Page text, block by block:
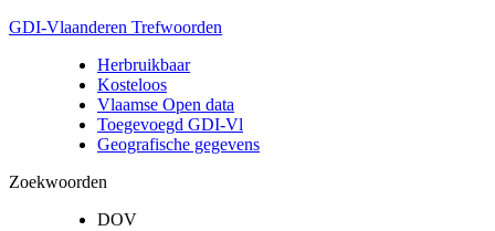
GDI-Vlaanderen Trefwoorden
Herbruikbaar
Kosteloos
Vlaamse Open data
Toegevoegd GDI-Vl
Geografische gegevens
Zoekwoorden
DOV